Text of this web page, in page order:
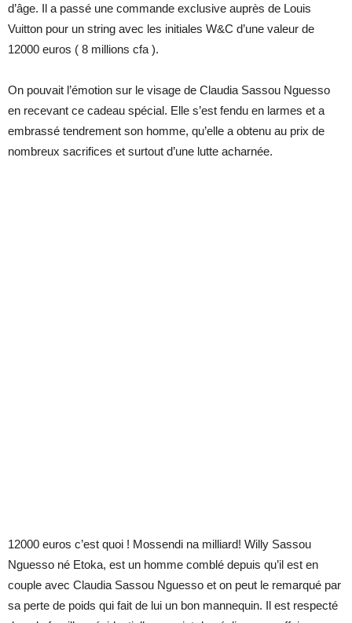
d’âge. Il a passé une commande exclusive auprès de Louis
Vuitton pour un string avec les initiales W&C d’une valeur de
12000 euros ( 8 millions cfa ).
On pouvait l’émotion sur le visage de Claudia Sassou Nguesso
en recevant ce cadeau spécial. Elle s’est fendu en larmes et a
embrassé tendrement son homme, qu’elle a obtenu au prix de
nombreux sacrifices et surtout d’une lutte acharnée.
12000 euros c’est quoi ! Mossendi na milliard! Willy Sassou
Nguesso né Etoka, est un homme comblé depuis qu’il est en
couple avec Claudia Sassou Nguesso et on peut le remarqué par
sa perte de poids qui fait de lui un bon mannequin. Il est respecté